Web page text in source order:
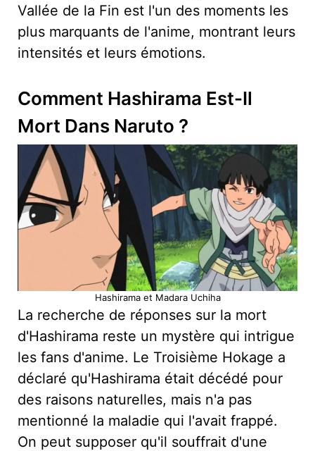
Vallée de la Fin est l'un des moments les
plus marquants de l'anime, montrant leurs
intensités et leurs émotions.
Comment Hashirama Est-Il
Mort Dans Naruto ?
Hashirama et Madara Uchiha
La recherche de réponses sur la mort
d'Hashirama reste un mystère qui intrigue
les fans d'anime. Le Troisième Hokage a
déclaré qu'Hashirama était décédé pour
des raisons naturelles, mais n'a pas
mentionné la maladie qui l'avait frappé.
On peut supposer qu'il souffrait d'une